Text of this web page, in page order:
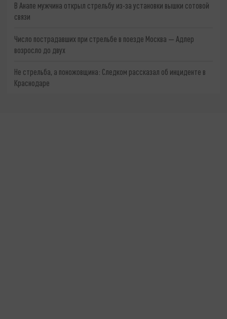
В Анапе мужчина открыл стрельбу из-за установки вышки сотовой
связи
Число пострадавших при стрельбе в поезде Москва — Адлер
возросло до двух
Не стрельба, а поножовщина: Следком рассказал об инциденте в
Краснодаре